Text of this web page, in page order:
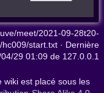
meet/2021-09-28t20-
start.txt · Dernière
29 01:09 de 127.0.0.1
est placé sous les